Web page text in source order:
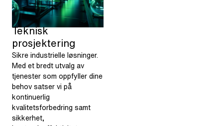
Teknisk
prosjektering
Sikre industrielle løsninger.
Med et bredt utvalg av
tjenester som oppfyller dine
behov satser vi på
kontinuerlig
kvalitetsforbedring samt
sikkerhet,